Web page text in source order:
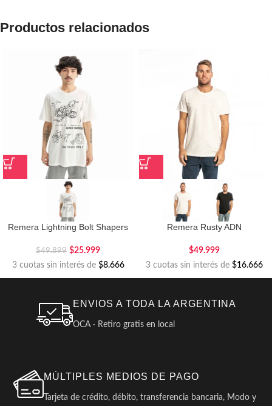
Productos relacionados
Remera Lightning Bolt Shapers
$49.899 $25.999
3 cuotas sin interés de $8.666
Remera Rusty ADN
$49.999
3 cuotas sin interés de $16.666
ENVIOS A TODA LA ARGENTINA
OCA · Retiro gratis en local
MÚLTIPLES MEDIOS DE PAGO
Tarjeta de crédito, débito, transferencia bancaria, Modo y